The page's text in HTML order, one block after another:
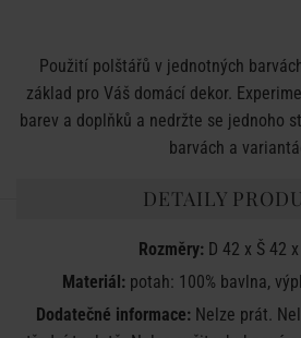
Použití polštářů v jednotných
základ pro Váš domácí dekor.
barev a doplňků a nedržte se jednoho
barvách a
DETAILY
Rozměry: D 42 x Š 42
Materiál:potah: 100% bavlna,
Dodatečné informace: Nelze prát.